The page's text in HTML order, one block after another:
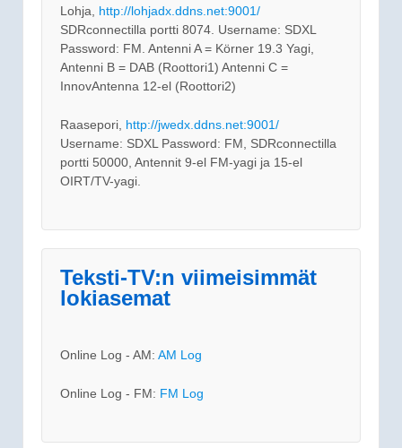
Lohja, http://lohjadx.ddns.net:9001/
SDRconnectilla portti 8074. Username: SDXL
Password: FM. Antenni A = Körner 19.3 Yagi,
Antenni B = DAB (Roottori1) Antenni C =
InnovAntenna 12-el (Roottori2)
Raasepori, http://jwedx.ddns.net:9001/
Username: SDXL Password: FM, SDRconnectilla
portti 50000, Antennit 9-el FM-yagi ja 15-el
OIRT/TV-yagi.
Teksti-TV:n viimeisimmät
lokiasemat
Online Log - AM: AM Log
Online Log - FM: FM Log